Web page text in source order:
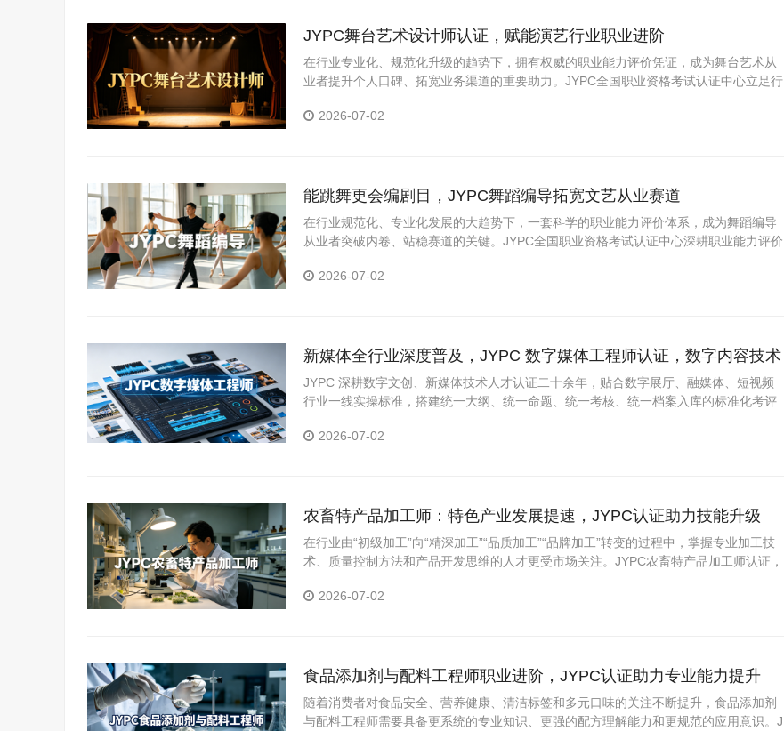
JYPC舞台艺术设计师认证，赋能演艺行业职业进阶
在行业专业化、规范化升级的趋势下，拥有权威的职业能力评价凭证，成为舞台艺术从
业者提升个人口碑、拓宽业务渠道的重要助力。JYPC全国职业资格考试认证中心立足行
化评价体系，为行业人才提供标准化的能力佐证。
2026-07-02
能跳舞更会编剧目，JYPC舞蹈编导拓宽文艺从业赛道
在行业规范化、专业化发展的大趋势下，一套科学的职业能力评价体系，成为舞蹈编导
从业者突破内卷、站稳赛道的关键。JYPC全国职业资格考试认证中心深耕职业能力评价
系，精准匹配市场用人标准与行业发展趋势。
2026-07-02
新媒体全行业深度普及，JYPC 数字媒体工程师认证，数字内容技术
人才拓宽职业上升通道
JYPC 深耕数字文创、新媒体技术人才认证二十余年，贴合数字展厅、融媒体、短视频
行业一线实操标准，搭建统一大纲、统一命题、统一考核、统一档案入库的标准化考评
2026-07-02
农畜特产品加工师：特色产业发展提速，JYPC认证助力技能升级
在行业由“初级加工”向“精深加工”“品质加工”“品牌加工”转变的过程中，掌握专业加工技
术、质量控制方法和产品开发思维的人才更受市场关注。JYPC农畜特产品加工师认证，
2026-07-02
食品添加剂与配料工程师职业进阶，JYPC认证助力专业能力提升
随着消费者对食品安全、营养健康、清洁标签和多元口味的关注不断提升，食品添加剂
与配料工程师需要具备更系统的专业知识、更强的配方理解能力和更规范的应用意识。J